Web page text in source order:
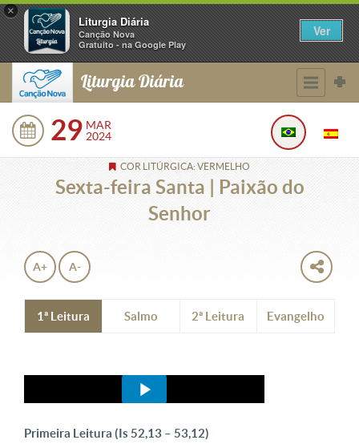
×
Liturgia Diária
Canção Nova
Gratuito - na Google Play
Ver
Liturgia Diária
29 MAR
2024
COR LITÚRGICA: VERMELHO
Sexta-feira Santa | Paixão do
Senhor
A+ A-
1ª Leitura Salmo 2ª Leitura Evangelho
Primeira Leitura (Is 52,13 – 53,12)